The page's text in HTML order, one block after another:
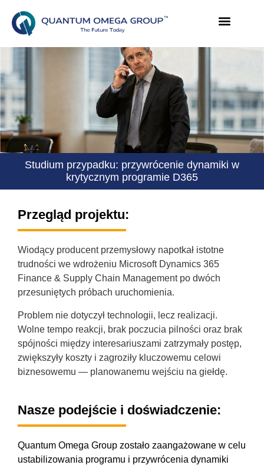
Studium przypadku: przywrócenie dynamiki w
krytycznym programie D365
Przegląd projektu:
Wiodący producent przemysłowy napotkał istotne
trudności we wdrożeniu Microsoft Dynamics 365
Finance & Supply Chain Management po dwóch
przesuniętych próbach uruchomienia.
Problem nie dotyczył technologii, lecz realizacji.
Wolne tempo reakcji, brak poczucia pilności oraz brak
spójności między interesariuszami zatrzymały postęp,
zwiększyły koszty i zagroziły kluczowemu celowi
biznesowemu — planowanemu wejściu na giełdę.
Nasze podejście i doświadczenie:
Quantum Omega Group zostało zaangażowane w celu
ustabilizowania programu i przywrócenia dynamiki